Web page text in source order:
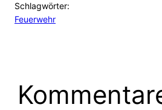
Schlagwörter:
Feuerwehr